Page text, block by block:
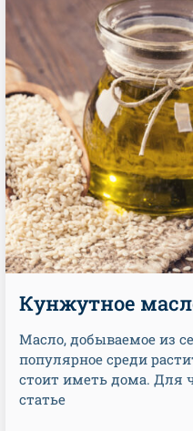
Кунжутное
Масло, добываемое из
популярное среди
стоит иметь дома. Для
статье